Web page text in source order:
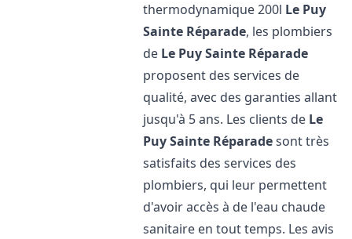
thermodynamique 200l Le Puy
Sainte Réparade, les plombiers
de Le Puy Sainte Réparade
proposent des services de
qualité, avec des garanties allant
jusqu'à 5 ans. Les clients de Le
Puy Sainte Réparadesont très
satisfaits des services des
plombiers, qui leur permettent
d'avoir accès à de l'eau chaude
sanitaire en tout temps. Les avis